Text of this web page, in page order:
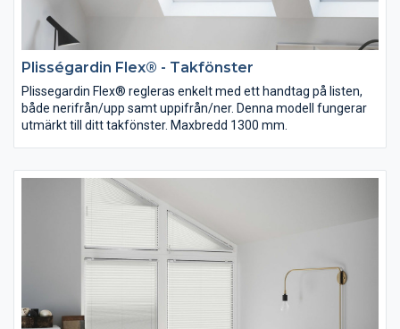
Plisségardin Flex® - Takfönster
Plissegardin Flex® regleras enkelt med ett handtag på listen,
både nerifrån/upp samt uppifrån/ner. Denna modell fungerar
utmärkt till ditt takfönster. Maxbredd 1300 mm.